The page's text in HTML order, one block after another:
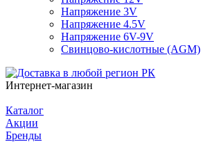
Напряжение 3V
Напряжение 4.5V
Напряжение 6V-9V
Свинцово-кислотные (AGM)
Интернет-магазин
Каталог
Акции
Бренды